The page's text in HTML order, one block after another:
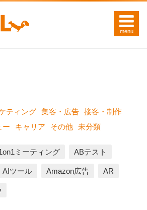
ティング 集客・広告 接客・制作
ー キャリア その他 未分類
ミーティング ABテスト
AIツール Amazon広告 AR